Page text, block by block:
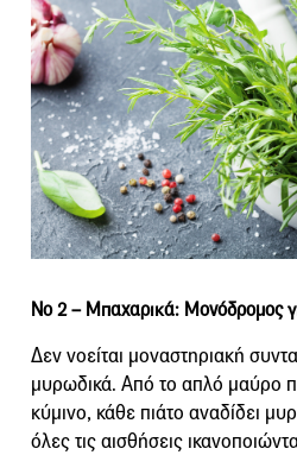
Νο 2 – Μπαχαρικά: Μονόδρομος
Δεν νοείται μοναστηριακή
μυρωδικά. Από το απλό μαύρο
κύμινο, κάθε πιάτο αναδίδει
όλες τις αισθήσεις